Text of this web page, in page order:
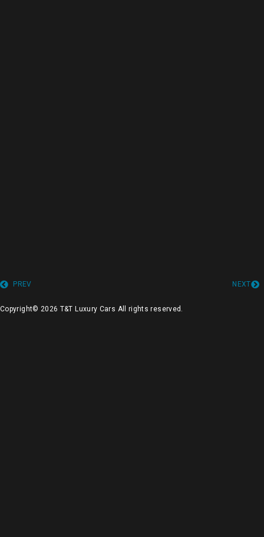
PREV NEXT
Copyright© 2026 T&T Luxury Cars All rights reserved.